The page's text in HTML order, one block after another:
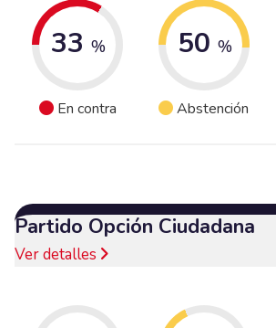
33 %
En contra
50 %
Abstención
Partido Opción Ciudadana
Ver detalles